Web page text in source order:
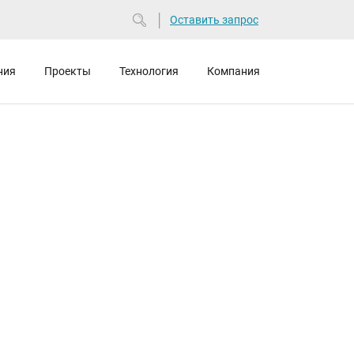
Оставить запрос
Проекты Технология Компания